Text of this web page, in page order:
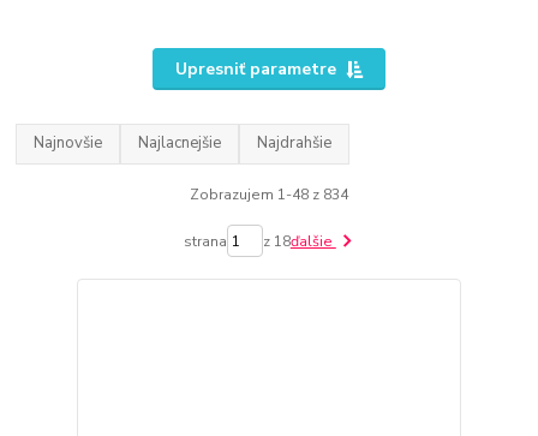
Upresniť parametre
Najnovšie Najlacnejšie Najdrahšie
Zobrazujem 1-48 z 834
strana z 18ďalšie